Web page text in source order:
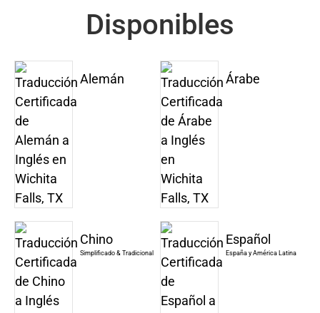
Disponibles
Alemán Árabe
Chino
Simplificado & Tradicional
Español
España y América Latina